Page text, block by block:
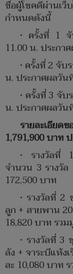
ชื่อผู้โชคดีผ่านเว็
กำหนดดังนี้
• ครั้งที่ 1
11.00 น. ประก
• ครั้งที่ 2 จับ
น. ประกาศผลวั
• ครั้งที่ 3 จับ
น. ประกาศผลวัน
รายละเอียด
1,791,900 บาท
• รางวัลที่
จำนวน 3 รางวัล
172,500 บาท
• รางวัลที่ 2
ลูก + สายพาน
18,820 บาท รว
• รางวัลที่ 3
ลัง + จาระบีแห้ง
ละ 10,080 บาท